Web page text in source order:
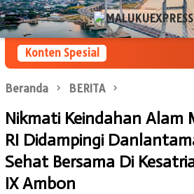
Loncat
ke
konten
Menu
Mobile
Konten Spesial
Beranda BERITA
Nikmati Keindahan Alam
RI Didampingi
Sehat Bersama Di
IX Ambon